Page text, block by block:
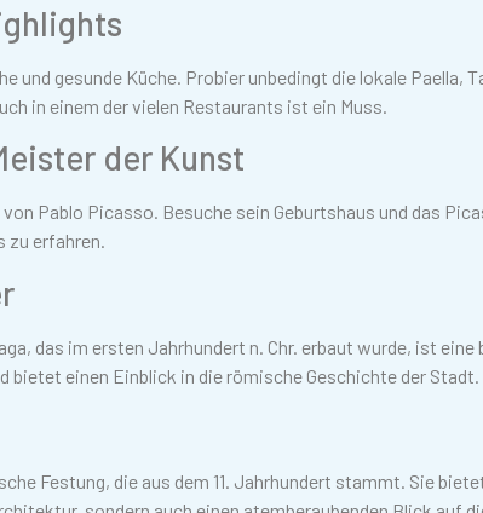
und gesunde Küche. Probier unbedingt die lokale Paella,
in einem der vielen Restaurants ist ein Muss.
der Kunst
Pablo Picasso. Besuche sein Geburtshaus und das
zu erfahren.
das im ersten Jahrhundert n. Chr. erbaut wurde, ist
bietet einen Einblick in die römische Geschichte der Stadt.
Festung, die aus dem 11. Jahrhundert stammt. Sie